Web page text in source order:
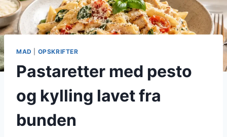
MAD OPSKRIFTER
Pastaretter med pesto
og kylling lavet fra
bunden